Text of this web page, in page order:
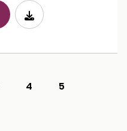
4 5